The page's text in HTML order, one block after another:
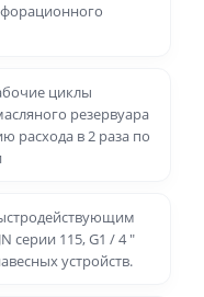
циклы
резервуара
расхода в 2 раза по
серии 115, G1 / 4 ″
устройств.